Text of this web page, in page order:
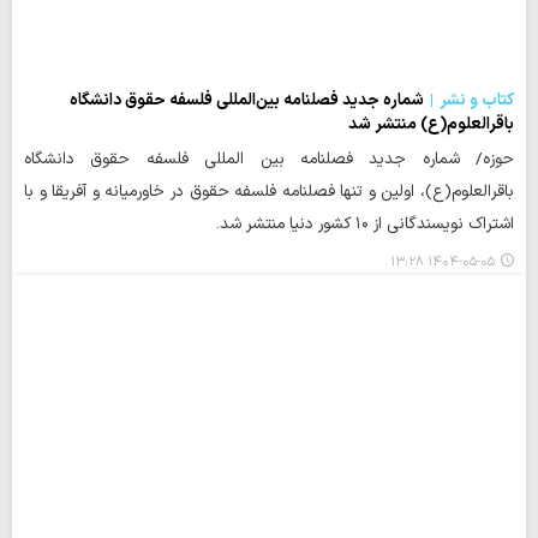
کتاب و نشر
شماره جدید فصلنامه بین‌المللی فلسفه حقوق دانشگاه
باقرالعلوم(ع) منتشر شد
حوزه/ شماره جدید فصلنامه بین المللی فلسفه حقوق دانشگاه
باقرالعلوم(ع)، اولین و تنها فصلنامه فلسفه حقوق در خاورمیانه و آفریقا و با
اشتراک نویسندگانی از ۱۰ کشور دنیا منتشر شد.
۱۴۰۴-۰۵-۰۵ ۱۳:۲۸